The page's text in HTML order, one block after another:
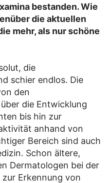
bestanden. Wie
die aktuellen
mehr, als nur schöne
die
schier endlos. Die
den
die Entwicklung
bis hin zur
anhand von
Bereich sind auch
Schon ältere,
Dermatologen bei der
Erkennung von